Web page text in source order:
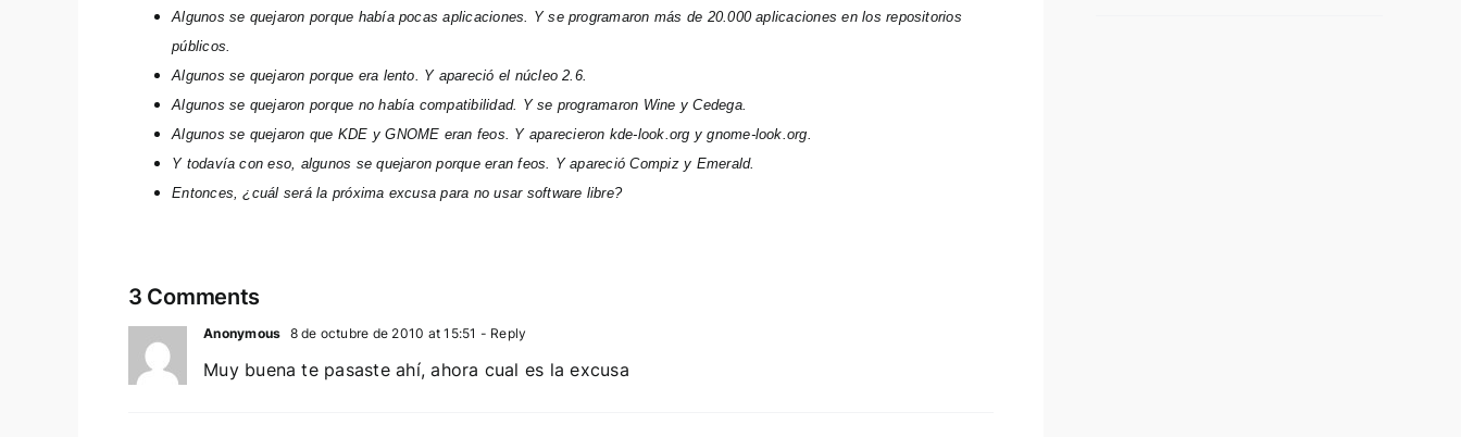
Algunos se quejaron porque había pocas aplicaciones. Y se programaron más de 20.000 aplicaciones en los repositorios
públicos.
Algunos se quejaron porque era lento. Y apareció el núcleo 2.6.
Algunos se quejaron porque no había compatibilidad. Y se programaron Wine y Cedega.
Algunos se quejaron que KDE y GNOME eran feos. Y aparecieron kde-look.org y gnome-look.org.
Y todavía con eso, algunos se quejaron porque eran feos. Y apareció Compiz y Emerald.
Entonces, ¿cuál será la próxima excusa para no usar software libre?
3 Comments
Anonymous 8 de octubre de 2010 at 15:51 - Reply
Muy buena te pasaste ahí, ahora cual es la excusa